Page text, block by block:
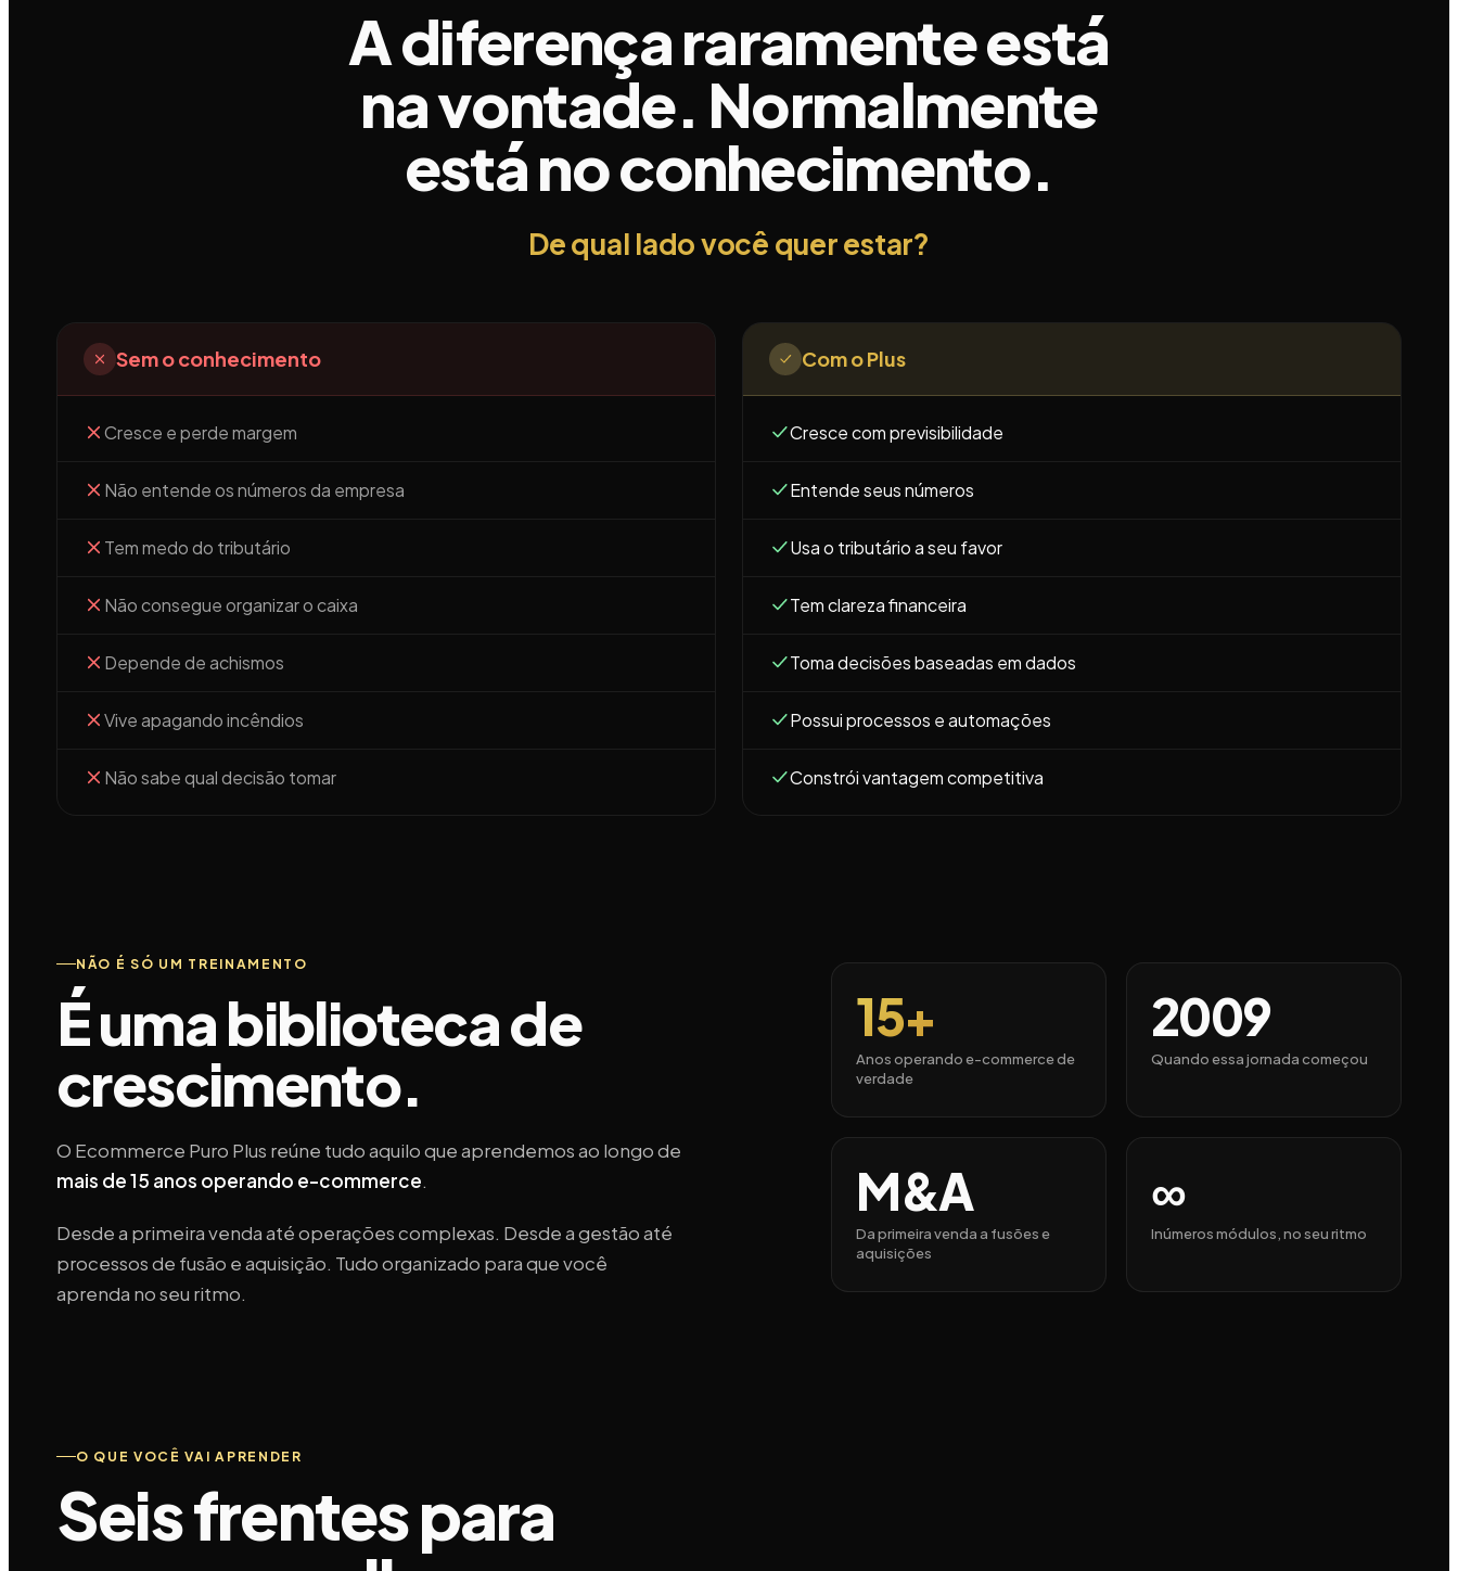
A diferença raramente está
na vontade. Normalmente
está no conhecimento.
De qual lado você quer estar?
Sem o conhecimento
Cresce e perde margem
Não entende os números da empresa
Tem medo do tributário
Não consegue organizar o caixa
Depende de achismos
Vive apagando incêndios
Não sabe qual decisão tomar
Com o Plus
Cresce com previsibilidade
Entende seus números
Usa o tributário a seu favor
Tem clareza financeira
Toma decisões baseadas em dados
Possui processos e automações
Constrói vantagem competitiva
NÃO É SÓ UM TREINAMENTO
É uma biblioteca de
crescimento.
O Ecommerce Puro Plus reúne tudo aquilo que aprendemos ao longo de
mais de 15 anos operando e-commerce.
Desde a primeira venda até operações complexas. Desde a gestão até
processos de fusão e aquisição. Tudo organizado para que você
aprenda no seu ritmo.
15+
Anos operando e-commerce de
verdade
2009
Quando essa jornada começou
M&A
Da primeira venda a fusões e
aquisições
∞
Inúmeros módulos, no seu ritmo
O QUE VOCÊ VAI APRENDER
Seis frentes para